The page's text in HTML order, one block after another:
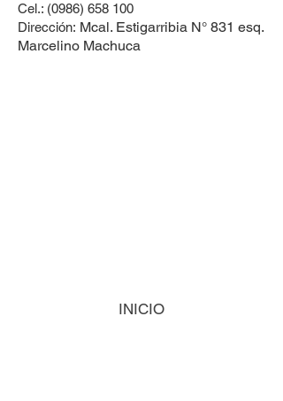
Cel.: (0986) 658 100
Dirección: Mcal. Estigarribia N° 831 esq.
Marcelino Machuca
INICIO